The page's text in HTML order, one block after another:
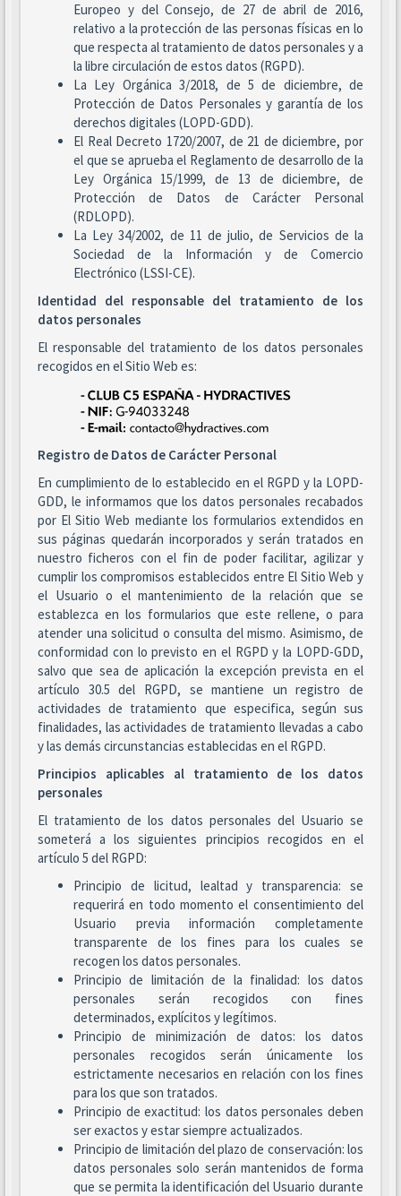
Europeo y del Consejo, de 27 de abril de 2016,
relativo a la protección de las personas físicas en lo
que respecta al tratamiento de datos personales y a
la libre circulación de estos datos (RGPD).
La Ley Orgánica 3/2018, de 5 de diciembre, de
Protección de Datos Personales y garantía de los
derechos digitales (LOPD-GDD).
El Real Decreto 1720/2007, de 21 de diciembre, por
el que se aprueba el Reglamento de desarrollo de la
Ley Orgánica 15/1999, de 13 de diciembre, de
Protección de Datos de Carácter Personal
(RDLOPD).
La Ley 34/2002, de 11 de julio, de Servicios de la
Sociedad de la Información y de Comercio
Electrónico (LSSI-CE).
Identidad del responsable del tratamiento de los
datos personales
El responsable del tratamiento de los datos personales
recogidos en el Sitio Web es:
Registro de Datos de Carácter Personal
En cumplimiento de lo establecido en el RGPD y la LOPD-
GDD, le informamos que los datos personales recabados
por El Sitio Web mediante los formularios extendidos en
sus páginas quedarán incorporados y serán tratados en
nuestro ficheros con el fin de poder facilitar, agilizar y
cumplir los compromisos establecidos entre El Sitio Web y
el Usuario o el mantenimiento de la relación que se
establezca en los formularios que este rellene, o para
atender una solicitud o consulta del mismo. Asimismo, de
conformidad con lo previsto en el RGPD y la LOPD-GDD,
salvo que sea de aplicación la excepción prevista en el
artículo 30.5 del RGPD, se mantiene un registro de
actividades de tratamiento que especifica, según sus
finalidades, las actividades de tratamiento llevadas a cabo
y las demás circunstancias establecidas en el RGPD.
Principios aplicables al tratamiento de los datos
personales
El tratamiento de los datos personales del Usuario se
someterá a los siguientes principios recogidos en el
artículo 5 del RGPD:
Principio de licitud, lealtad y transparencia: se
requerirá en todo momento el consentimiento del
Usuario previa información completamente
transparente de los fines para los cuales se
recogen los datos personales.
Principio de limitación de la finalidad: los datos
personales serán recogidos con fines
determinados, explícitos y legítimos.
Principio de minimización de datos: los datos
personales recogidos serán únicamente los
estrictamente necesarios en relación con los fines
para los que son tratados.
Principio de exactitud: los datos personales deben
ser exactos y estar siempre actualizados.
Principio de limitación del plazo de conservación: los
datos personales solo serán mantenidos de forma
que se permita la identificación del Usuario durante